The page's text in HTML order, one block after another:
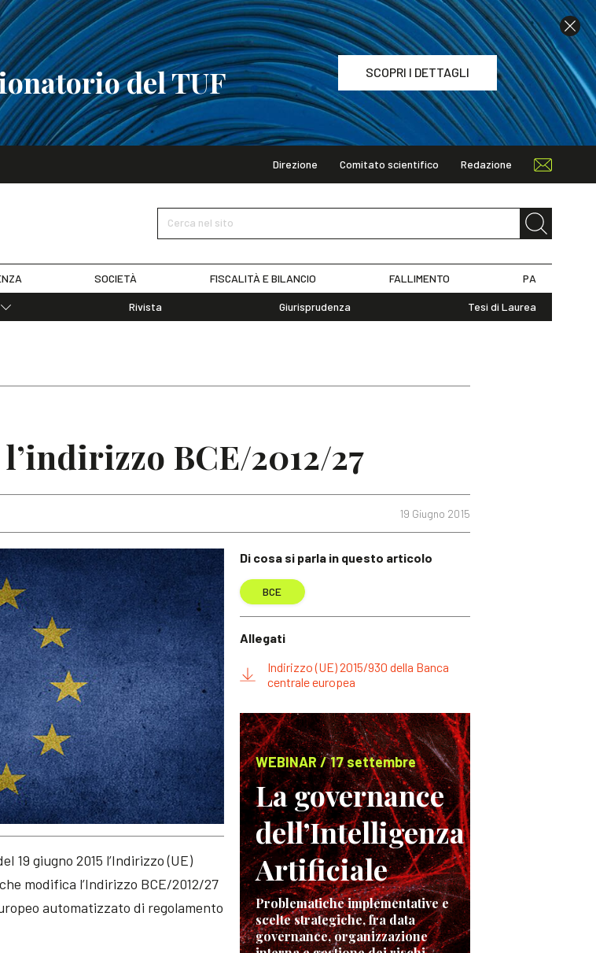
del TUF SCOPRI I DETTAGLI
Direzione Comitato scientifico Redazione
Cerca nel sito
SOCIETÀ FISCALITÀ E BILANCIO FALLIMENTO PA
Rivista Giurisprudenza Tesi di Laurea
BCE/2012/27
19 Giugno 2015
19 giugno 2015 l’Indirizzo (UE)
modifica l’Indirizzo BCE/2012/27
automatizzato di regolamento
Di cosa si parla in questo articolo
BCE
Allegati
Indirizzo (UE) 2015/930 della Banca
centrale europea
WEBINAR / 17 settembre
La governance
dell’Intelligenza
Artificiale
Problematiche implementative e
scelte strategiche, fra data
governance, organizzazione